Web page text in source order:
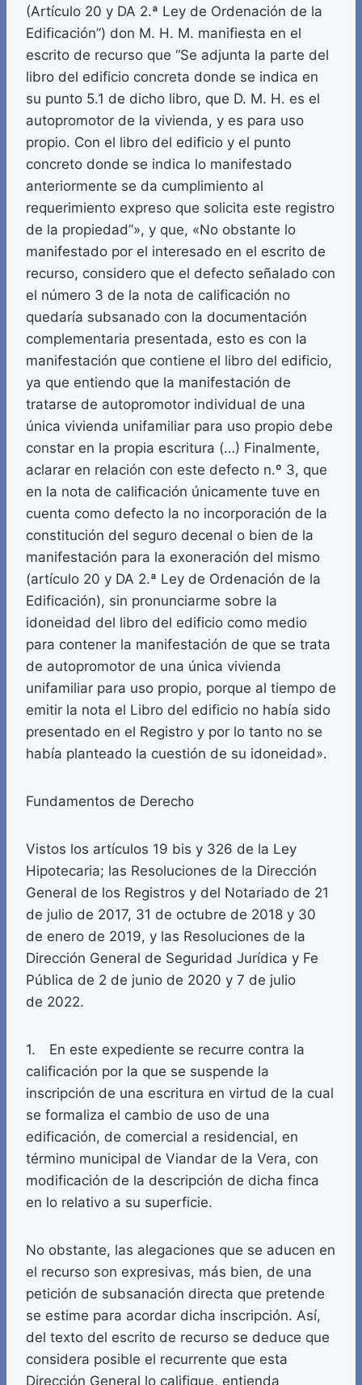
(Artículo 20 y DA 2.ª Ley de Ordenación de la
Edificación”) don M. H. M. manifiesta en el
escrito de recurso que “Se adjunta la parte del
libro del edificio concreta donde se indica en
su punto 5.1 de dicho libro, que D. M. H. es el
autopromotor de la vivienda, y es para uso
propio. Con el libro del edificio y el punto
concreto donde se indica lo manifestado
anteriormente se da cumplimiento al
requerimiento expreso que solicita este registro
de la propiedad”», y que, «No obstante lo
manifestado por el interesado en el escrito de
recurso, considero que el defecto señalado con
el número 3 de la nota de calificación no
quedaría subsanado con la documentación
complementaria presentada, esto es con la
manifestación que contiene el libro del edificio,
ya que entiendo que la manifestación de
tratarse de autopromotor individual de una
única vivienda unifamiliar para uso propio debe
constar en la propia escritura (…) Finalmente,
aclarar en relación con este defecto n.º 3, que
en la nota de calificación únicamente tuve en
cuenta como defecto la no incorporación de la
constitución del seguro decenal o bien de la
manifestación para la exoneración del mismo
(artículo 20 y DA 2.ª Ley de Ordenación de la
Edificación), sin pronunciarme sobre la
idoneidad del libro del edificio como medio
para contener la manifestación de que se trata
de autopromotor de una única vivienda
unifamiliar para uso propio, porque al tiempo de
emitir la nota el Libro del edificio no había sido
presentado en el Registro y por lo tanto no se
había planteado la cuestión de su idoneidad».
Fundamentos de Derecho
Vistos los artículos 19 bis y 326 de la Ley
Hipotecaria; las Resoluciones de la Dirección
General de los Registros y del Notariado de 21
de julio de 2017, 31 de octubre de 2018 y 30
de enero de 2019, y las Resoluciones de la
Dirección General de Seguridad Jurídica y Fe
Pública de 2 de junio de 2020 y 7 de julio
de 2022.
1. En este expediente se recurre contra la
calificación por la que se suspende la
inscripción de una escritura en virtud de la cual
se formaliza el cambio de uso de una
edificación, de comercial a residencial, en
término municipal de Viandar de la Vera, con
modificación de la descripción de dicha finca
en lo relativo a su superficie.
No obstante, las alegaciones que se aducen en
el recurso son expresivas, más bien, de una
petición de subsanación directa que pretende
se estime para acordar dicha inscripción. Así,
del texto del escrito de recurso se deduce que
considera posible el recurrente que esta
Dirección General lo califique, entienda